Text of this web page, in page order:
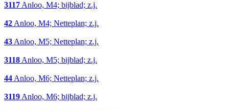
3117Anloo, M4; bijblad; z.j.
42Anloo, M4; Netteplan; z.j.
43Anloo, M5; Netteplan; z.j.
3118Anloo, M5; bijblad; z.j.
44Anloo, M6; Netteplan; z.j.
3119Anloo, M6; bijblad; z.j.